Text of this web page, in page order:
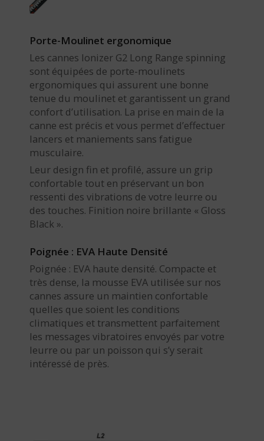
Porte-Moulinet ergonomique
Les cannes Ionizer G2 Long Range spinning
sont équipées de porte-moulinets
ergonomiques qui assurent une bonne
tenue du moulinet et garantissent un grand
confort d’utilisation. La prise en main de la
canne est précis et vous permet d’effectuer
lancers et maniements sans fatigue
musculaire.
Leur design fin et profilé, assure un grip
confortable tout en préservant un bon
ressenti des vibrations de votre leurre ou
des touches. Finition noire brillante « Gloss
Black ».
Poignée : EVA Haute Densité
Poignée : EVA haute densité. Compacte et
très dense, la mousse EVA utilisée sur nos
cannes assure un maintien confortable
quelles que soient les conditions
climatiques et transmettent parfaitement
les messages vibratoires envoyés par votre
leurre ou par un poisson qui s’y serait
intéressé de près.